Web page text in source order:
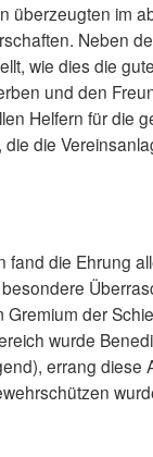
überzeugten im
Neben
wie dies die
und den
Helfern für die
die
die Ehrung
der
wurde
errang diese